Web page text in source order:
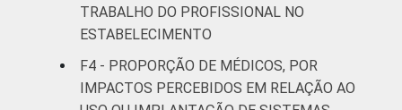
TRABALHO DO PROFISSIONAL NO
ESTABELECIMENTO
F4 - PROPORÇÃO DE MÉDICOS, POR
IMPACTOS PERCEBIDOS EM RELAÇÃO AO